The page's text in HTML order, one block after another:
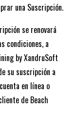
una Suscripción.
se renovará
condiciones, a
by XandruSoft
su suscripción a
en línea o
de Beach